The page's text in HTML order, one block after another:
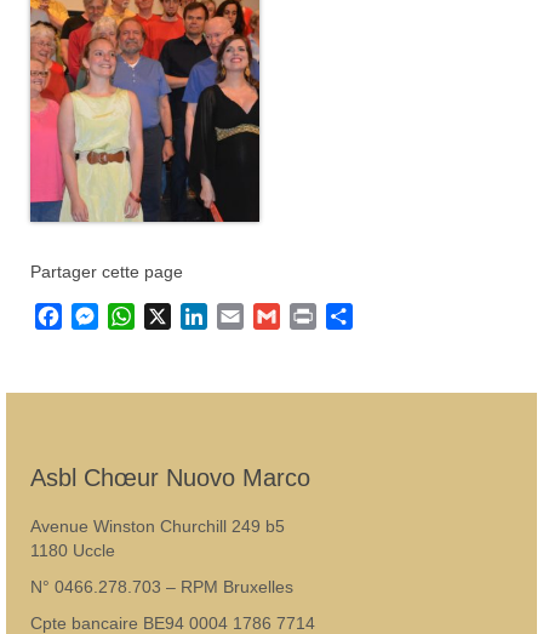
Partager cette page
FacebookMessenger
WhatsAppLinkedIn
Email Gmail Print
Asbl Chœur Nuovo Marco
Avenue Winston Churchill 249 b5
1180 Uccle
N° 0466.278.703 – RPM Bruxelles
Cpte bancaire BE94 0004 1786 7714